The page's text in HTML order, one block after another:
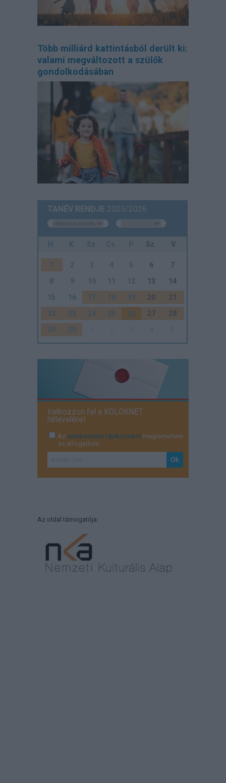
Több milliárd kattintásból derült ki:
valami megváltozott a szülők
gondolkodásában
TANÉV RENDJE 2025/2026
H. K. Sz. Cs. P. Sz. V.
1 2 3 4 5 6
7
8
9 10 11 12 13
14
15
16 17 18 19 20
21
22
23 24 25 26 27
28
29
30
Iratkozzon fel a KÖLÖKNET
hírlevelére!
Az adatkezelési tájékoztatót megismertem
és elfogadom
Az oldal támogatója: